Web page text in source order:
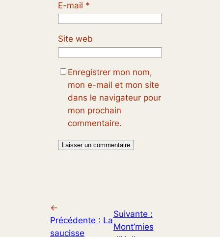
E-mail *
Site web
Enregistrer mon nom,
mon e-mail et mon site
dans le navigateur pour
mon prochain
commentaire.
←
Précédente : La
saucisse
Suivante :
Mont’mies